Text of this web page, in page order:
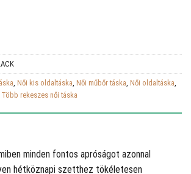
, Női kis oldaltáska, Női műbőr táska, Női oldaltáska,
Több rekeszes női táska
minden fontos apróságot azonnal
hétköznapi szetthez tökéletesen